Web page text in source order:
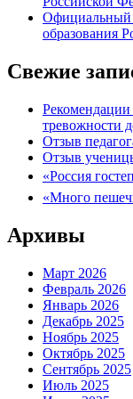
Официальный
образования
Свежие
тревожности
Отзыв
Отзыв
«Россия
«Много
Архивы
Март 2026
Февраль 2026
Январь 2026
Декабрь 2025
Ноябрь 2025
Октябрь 2025
Сентябрь 2025
Июль 2025